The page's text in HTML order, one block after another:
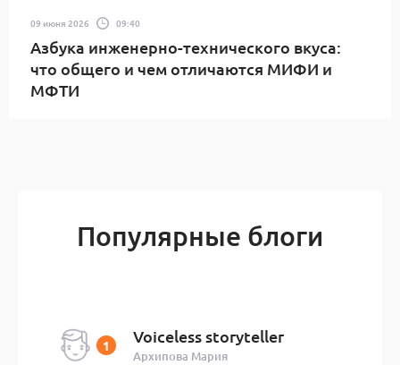
09 июня 2026 09:40
Азбука инженерно-технического вкуса:
что общего и чем отличаются МИФИ и
МФТИ
Популярные блоги
Voiceless storyteller
Архипова Мария